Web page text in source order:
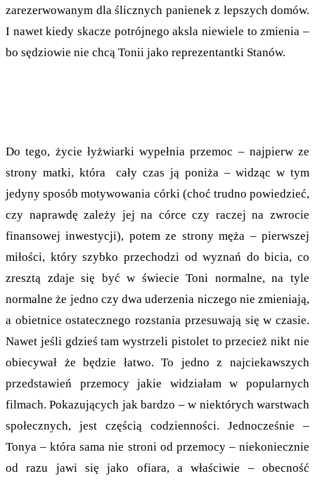
zarezerwowanym dla ślicznych panienek z lepszych domów.
I nawet kiedy skacze potrójnego aksla niewiele to zmienia –
bo sędziowie nie chcą Tonii jako reprezentantki Stanów.
Do tego, życie łyżwiarki wypełnia przemoc – najpierw ze
strony matki, która cały czas ją poniża – widząc w tym
jedyny sposób motywowania córki (choć trudno powiedzieć,
czy naprawdę zależy jej na córce czy raczej na zwrocie
finansowej inwestycji), potem ze strony męża – pierwszej
miłości, który szybko przechodzi od wyznań do bicia, co
zresztą zdaje się być w świecie Toni normalne, na tyle
normalne że jedno czy dwa uderzenia niczego nie zmieniają,
a obietnice ostatecznego rozstania przesuwają się w czasie.
Nawet jeśli gdzieś tam wystrzeli pistolet to przecież nikt nie
obiecywał że będzie łatwo. To jedno z najciekawszych
przedstawień przemocy jakie widziałam w popularnych
filmach. Pokazujących jak bardzo – w niektórych warstwach
społecznych, jest częścią codzienności. Jednocześnie –
Tonya – która sama nie stroni od przemocy – niekoniecznie
od razu jawi się jako ofiara, a właściwie – obecność